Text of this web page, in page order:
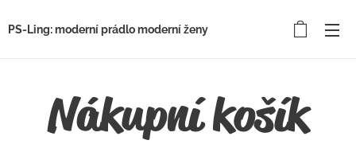
PS-Ling: moderní prádlo moderní ženy
Nákupní košík